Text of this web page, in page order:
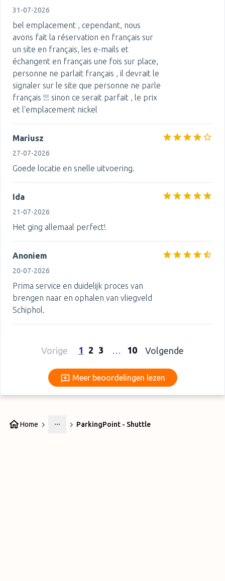
31-07-2026
bel emplacement , cependant, nous
avons fait la réservation en français sur
un site en français, les e-mails et
échangent en français une fois sur place,
personne ne parlait français , il devrait le
signaler sur le site que personne ne parle
français !!! sinon ce serait parfait , le prix
et l'emplacement nickel
Mariusz
27-07-2026
Goede locatie en snelle uitvoering.
Ida
21-07-2026
Het ging allemaal perfect!
Anoniem
20-07-2026
Prima service en duidelijk proces van
brengen naar en ophalen van vliegveld
Schiphol.
Vorige 1 2 3 … 10 Volgende
Meer beoordelingen lezen
Meer beoordelingen lezen
Home
More
ParkingPoint - Shuttle